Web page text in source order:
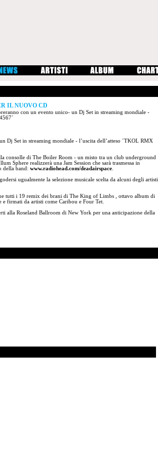
IL NUOVO CD
con un evento unico- un Dj Set in streaming mondiale -
Dj Set in streaming mondiale - l’uscita dell’atteso ´TKOL RMX
consolle di The Boiler Room - un misto tra un club underground
Sphere realizzerà una Jam Session che sarà trasmessa in
della band: www.radiohead.com/deadairspace.
ugualmente la selezione musicale scelta da alcuni degli artisti
tutti i 19 remix dei brani di The King of Limbs , ottavo album di
firmati da artisti come Caribou e Four Tet.
alla Roseland Ballroom di New York per una anticipazione della